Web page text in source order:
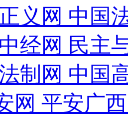
正义网 中国
中经网 民主
制网 中国
网 平安广